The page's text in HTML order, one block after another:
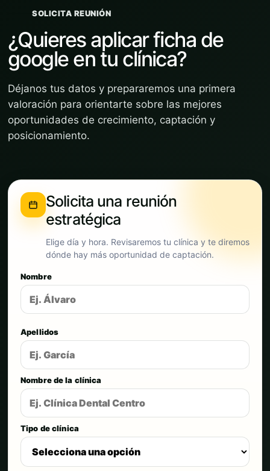
SOLICITA REUNIÓN
¿Quieres aplicar ficha de
google en tu clínica?
Déjanos tus datos y prepararemos una primera
valoración para orientarte sobre las mejores
oportunidades de crecimiento, captación y
posicionamiento.
Solicita una reunión
estratégica
Elige día y hora. Revisaremos tu clínica y te diremos
dónde hay más oportunidad de captación.
Nombre
Apellidos
Nombre de la clínica
Tipo de clínica